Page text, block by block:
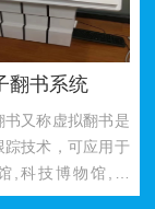
翻书系统
书又称虚拟翻书是
踪技术，可应用于
,科技博物馆,展